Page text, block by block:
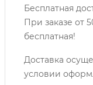
Бесплатная
При заказе от
бесплатная!
Доставка
условии